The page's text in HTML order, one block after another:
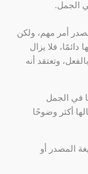
الجمل.
أمر مهم، ولكن
فلا يزال
وتعتقد أنه
في الجمل
أكثر وضوحًا
المصدر أو